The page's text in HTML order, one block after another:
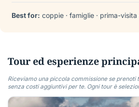
Best for: coppie · famiglie · prima-visita
Tour ed esperienze
Riceviamo una piccola commissione se
senza costi aggiuntivi per te. Ogni tour è